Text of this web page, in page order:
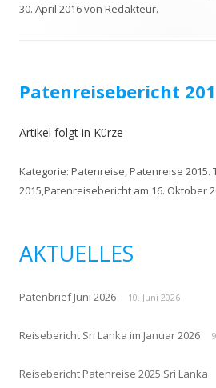
30. April 2016von Redakteur.
Patenreisebericht
Artikel folgt in Kürze
Kategorie: Patenreise,Patenreise 2015.
2015,Patenreisebericht am 16. Oktober
AKTUELLES
Patenbrief Juni 2026 10. Juni 2026
Reisebericht Sri Lanka im Januar 2026
Reisebericht Patenreise 2025 Sri Lanka